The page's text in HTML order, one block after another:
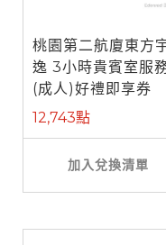
桃園第二航廈東方
逸 3小時貴賓室服
(成人)好禮即享券
12,743點
加入兌換清單